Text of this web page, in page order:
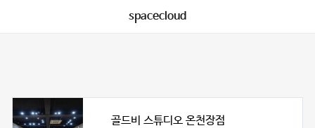
spacecloud
골드비 스튜디오 온천장점